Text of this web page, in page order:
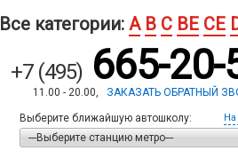
Все категории: A B C BE CE
+7 (495) 665-20-
11.00 - 20.00, ЗАКАЗАТЬ ОБРАТНЫЙ
На
Выберите ближайшую автошколу:
---Выберите станцию метро---